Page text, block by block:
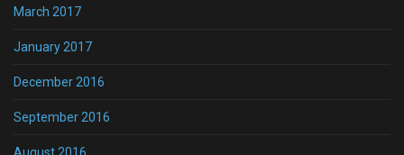
March 2017
January 2017
December 2016
September 2016
August 2016